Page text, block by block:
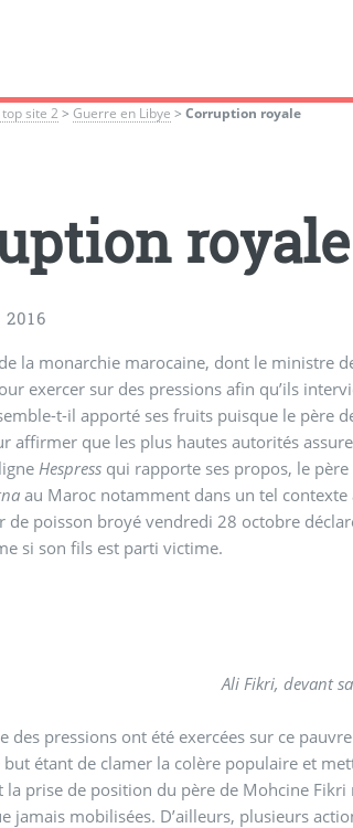
site 2 > Guerre en Libye >Corruption royale
royale
2016
la monarchie marocaine, dont le ministre
exercer sur des pressions afin qu’ils
t-il apporté ses fruits puisque le père
affirmer que les plus hautes autorités
Hespress qui rapporte ses propos, le
au Maroc notamment dans un tel contexte
de poisson broyé vendredi 28 octobre
si son fils est parti victime.
Ali Fikri, devant
des pressions ont été exercées sur ce
étant de clamer la colère populaire et
la prise de position du père de Mohcine
jamais mobilisées. D’ailleurs, plusieurs